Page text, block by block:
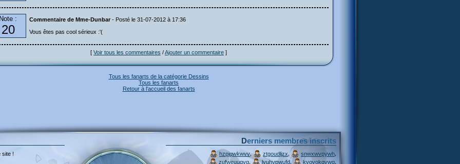
Note :
20
Commentaire de Mme-Dunbar - Posté le 31-07-2012 à 17:36
Vous êtes pas cool sérieux :'(
[ Voir tous les commentaires /Ajouter un commentaire ]
Tous les fanarts de la catégorie Dessins
Tous les fanarts
Retour à l'accueil des fanarts
site !
Derniers membres inscrits
hzpjqwkwvv, ztgoudljzx , snwxwvpywh
zufweuuqvg
lyuhypwufd , kvovokqvwq